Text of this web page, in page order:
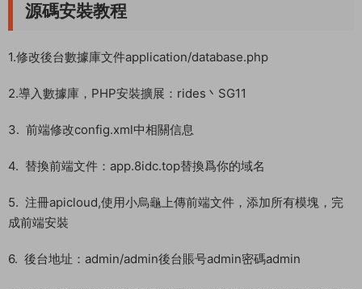
源碼安裝教程
1.修改後台數據庫文件application/database.php
2.導入數據庫，PHP安裝擴展：rides丶SG11
3. 前端修改config.xml中相關信息
4. 替換前端文件：app.8idc.top替換爲你的域名
5. 注冊apicloud,使用小烏龜上傳前端文件，添加所有模塊，完
成前端安裝
6. 後台地址：admin/admin後台賬号admin密碼admin